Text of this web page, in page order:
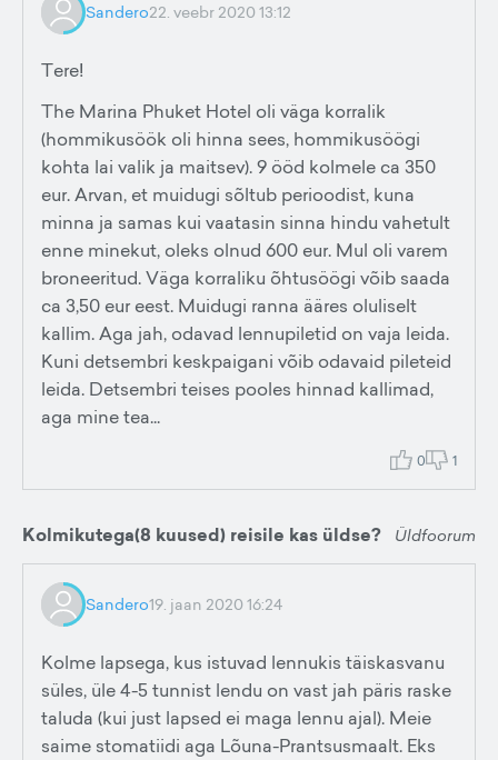
Sandero22. veebr 2020 13:12
Tere!
The Marina Phuket Hotel oli väga korralik
(hommikusöök oli hinna sees, hommikusöögi
kohta lai valik ja maitsev). 9 ööd kolmele ca 350
eur. Arvan, et muidugi sõltub perioodist, kuna
minna ja samas kui vaatasin sinna hindu vahetult
enne minekut, oleks olnud 600 eur. Mul oli varem
broneeritud. Väga korraliku õhtusöögi võib saada
ca 3,50 eur eest. Muidugi ranna ääres oluliselt
kallim. Aga jah, odavad lennupiletid on vaja leida.
Kuni detsembri keskpaigani võib odavaid pileteid
leida. Detsembri teises pooles hinnad kallimad,
aga mine tea...
0 1
Kolmikutega(8 kuused) reisile kas üldse? Üldfoorum
Sandero19. jaan 2020 16:24
Kolme lapsega, kus istuvad lennukis täiskasvanu
süles, üle 4-5 tunnist lendu on vast jah päris raske
taluda (kui just lapsed ei maga lennu ajal). Meie
saime stomatiidi aga Lõuna-Prantsusmaalt. Eks